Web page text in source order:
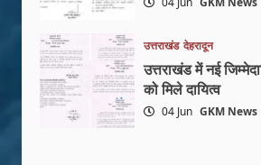
उत्तराखंड देहरादून
उत्तराखंड में नई
को मिले दायित्व
04 Jun GKM News